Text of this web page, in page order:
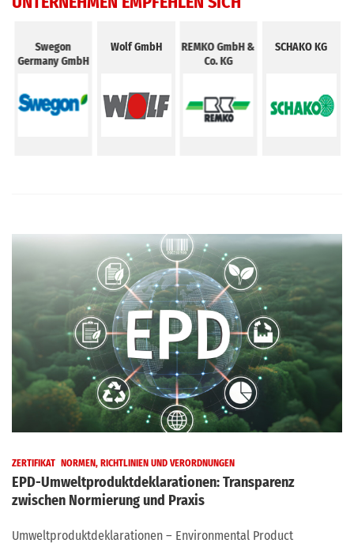
Swegon
Germany GmbH
Wolf GmbH
REMKO GmbH &
Co. KG
SCHAKO KG
ZERTIFIKAT NORMEN, RICHTLINIEN UND VERORDNUNGEN
EPD-Umweltproduktdeklarationen: Transparenz
zwischen Normierung und Praxis
Umweltproduktdeklarationen – Environmental Product